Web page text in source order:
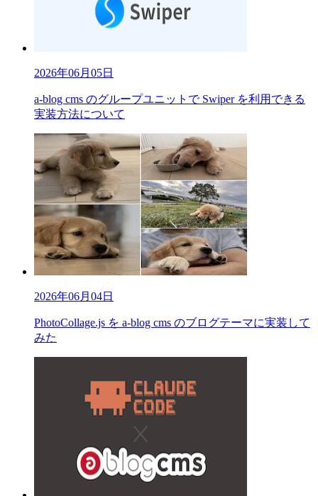
2026年06月05日
a-blog cms のグループユニットで Swiper を利用できる
実装方法について
2026年06月04日
PhotoCollage.js を a-blog cms のブログテーマに実装して
みた